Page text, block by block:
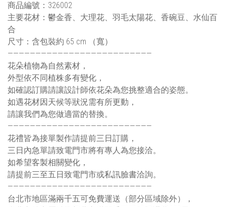
商品編號：326002
主要花材：鬱金香、大理花、羽毛太陽花、香碗豆、水仙百
合
尺寸：含包裝約 65 cm （寬）
——————————————————————————
花朵植物為自然素材，
外型依不同植株多有變化，
如確認訂購請讓設計師依花朵為您挑整適合的姿態。
如遇花材因天候等狀況需有所更動，
請讓我們為您做適當的替換。
——————————————————————————
花禮皆為接單製作請提前三日訂購，
三日內急單請致電門市將有專人為您接洽。
如希望客製相關變化，
請提前三至五日致電門市或私訊臉書洽詢。
——————————————————————————
台北市地區滿兩千五可免費運送（部分區域除外），